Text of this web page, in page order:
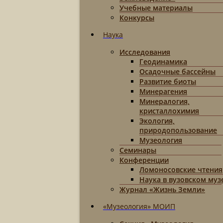
Учебные материалы
Конкурсы
Наука
Исследования
Геодинамика
Осадочные бассейны
Развитие биоты
Минерагения
Минералогия,
кристаллохимия
Экология,
природопользование
Музеология
Семинары
Конференции
Ломоносовские чтения
Наука в вузовском
Журнал «Жизнь Земли»
«Музеология» МОИП